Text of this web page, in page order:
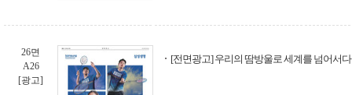
26면
A26
[광고]
[전면광고] 우리의 땀방울로 세계를 넘어서